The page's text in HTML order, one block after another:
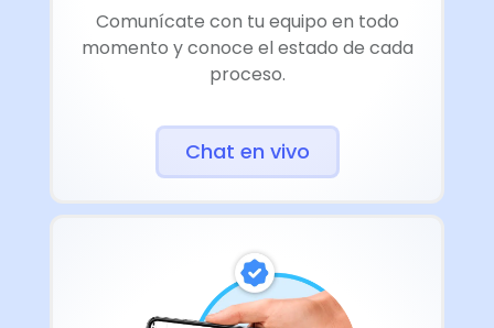
Comunícate con tu equipo en todo
momento y conoce el estado de cada
proceso.
Chat en vivo